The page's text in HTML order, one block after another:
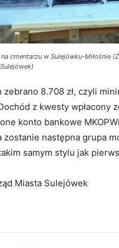
cmentarzu w Sulejówku-Miłośnie
zebrano 8.708 zł, czyli
z kwesty wpłacony
konto bankowe
zostanie następna grupa
samym stylu jak
Miasta Sulejówek